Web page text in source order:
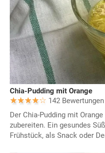
Chia-Pudding mit Orange
142 Bewertungen
Der Chia-Pudding mit
zubereiten. Ein gesundes
Frühstück, als Snack oder